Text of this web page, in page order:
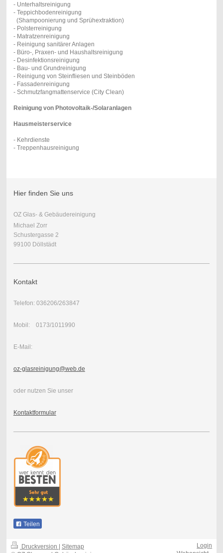
- Unterhaltsreinigung
- Teppichbodenreinigung
(Shampoonierung und Sprühextraktion)
- Polsterreinigung
- Matratzenreinigung
- Reinigung sanitärer Anlagen
- Büro-, Praxen- und Haushaltsreinigung
- Desinfektionsreinigung
- Bau- und Grundreinigung
- Reinigung von Steinfliesen und Steinböden
- Fassadenreinigung
- Schmutzfangmattenservice (City Clean)
Reinigung von Photovoltaik-/Solaranlagen
Hausmeisterservice
- Kehrdienste
- Treppenhausreinigung
Hier finden Sie uns
OZ Glas- & Gebäudereinigung
Michael Zorr
Schustergasse 2
99100 Döllstädt
Kontakt
Telefon: 036206/263847
Mobil: 0173/1011990
E-Mail:
oz-glasreinigung@web.de
oder nutzen Sie unser
Kontaktformular
Teilen
Druckversion | Sitemap
Login